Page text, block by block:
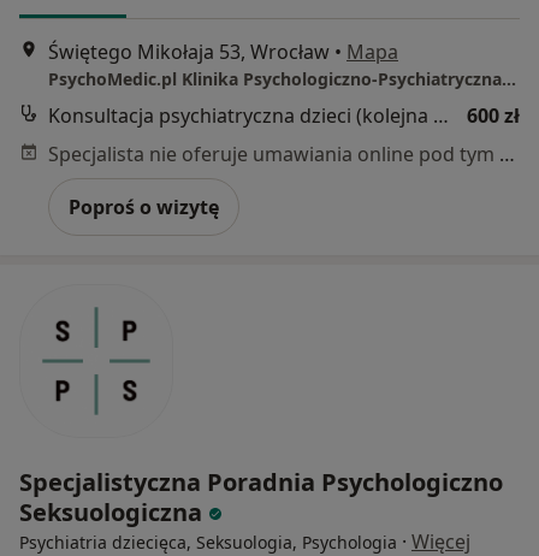
Świętego Mikołaja 53, Wrocław • Mapa
PsychoMedic.pl Klinika Psychologiczno-Psychiatryczna Wrocław (ul. Św. Mikołaja 53, Stare Miasto/ ul. Grunwaldzka 20, Śródmieście)
Konsultacja psychiatryczna dzieci (kolejna wizyta)
600 zł
Specjalista nie oferuje umawiania online pod tym adresem.
Poproś o wizytę
Specjalistyczna Poradnia Psychologiczno
Seksuologiczna
Psychiatria dziecięca, Seksuologia, Psychologia · Więcej